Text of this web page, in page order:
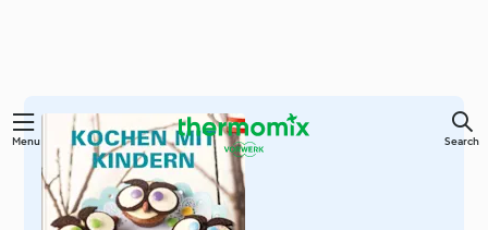
Skip
content
Menu Search